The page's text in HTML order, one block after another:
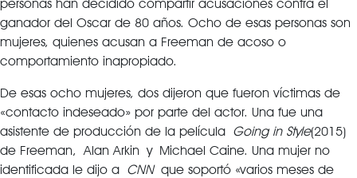
personas han decidido compartir acusaciones contra el
ganador del Oscar de 80 años. Ocho de esas personas son
mujeres, quienes acusan a Freeman de acoso o
comportamiento inapropiado.
De esas ocho mujeres, dos dijeron que fueron víctimas de
«contacto indeseado» por parte del actor. Una fue una
asistente de producción de la película Going in Style(2015)
de Freeman, Alan Arkin y Michael Caine. Una mujer no
identificada le dijo a CNNque soportó «varios meses de